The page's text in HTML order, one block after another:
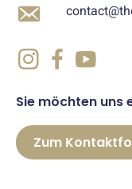
Sie möchten uns
Zum